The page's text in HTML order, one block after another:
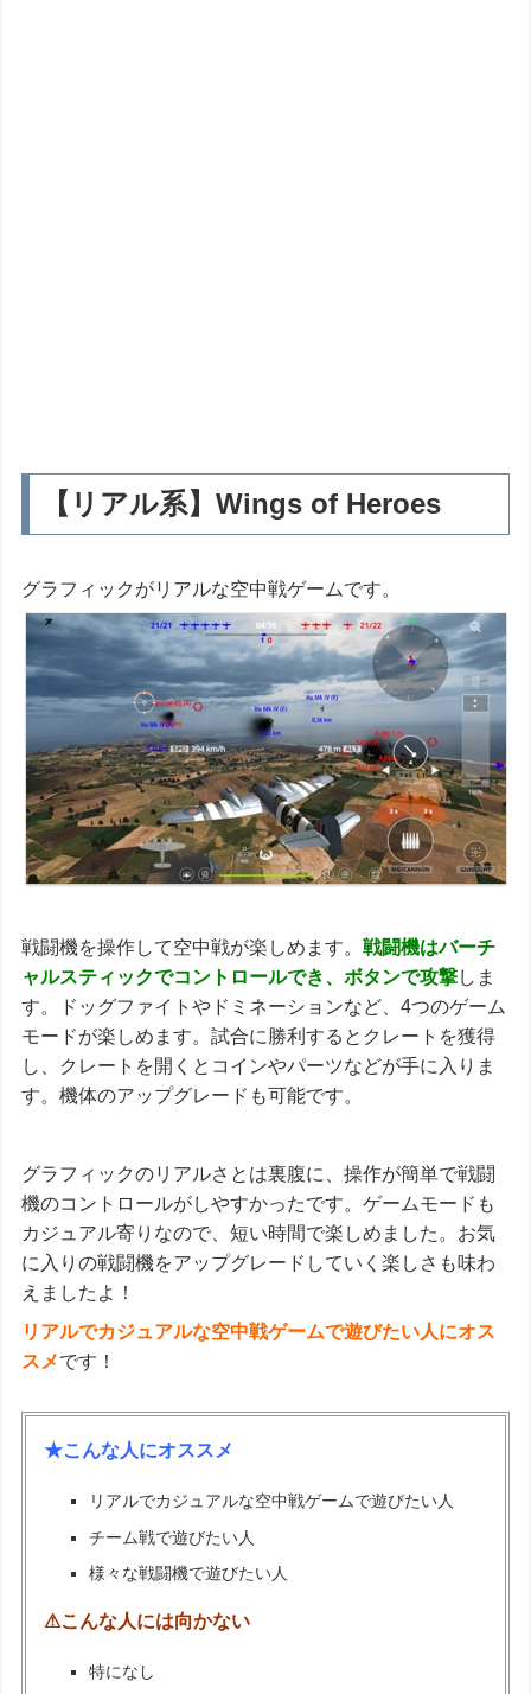
【リアル系】Wings of Heroes
グラフィックがリアルな空中戦ゲームです。
戦闘機を操作して空中戦が楽しめます。戦闘機はバーチ
ャルスティックでコントロールでき、ボタンで攻撃しま
す。ドッグファイトやドミネーションなど、4つのゲーム
モードが楽しめます。試合に勝利するとクレートを獲得
し、クレートを開くとコインやパーツなどが手に入りま
す。機体のアップグレードも可能です。
グラフィックのリアルさとは裏腹に、操作が簡単で戦闘
機のコントロールがしやすかったです。ゲームモードも
カジュアル寄りなので、短い時間で楽しめました。お気
に入りの戦闘機をアップグレードしていく楽しさも味わ
えましたよ！
リアルでカジュアルな空中戦ゲームで遊びたい人にオス
スメです！
★こんな人にオススメ
リアルでカジュアルな空中戦ゲームで遊びたい人
チーム戦で遊びたい人
様々な戦闘機で遊びたい人
⚠こんな人には向かない
特になし